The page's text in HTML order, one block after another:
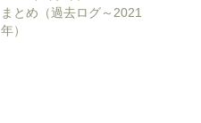
まとめ（過去ログ～2021
年）